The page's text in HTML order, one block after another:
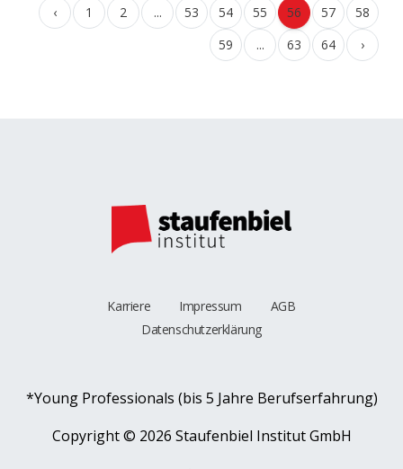
‹ 1 2 ... 53 54 55 56 57
58
59
... 63 64 ›
Karriere Impressum
AGB
Datenschutzerklärung
*Young Professionals (bis 5 Jahre Berufserfahrung)
Copyright © 2026 Staufenbiel Institut GmbH